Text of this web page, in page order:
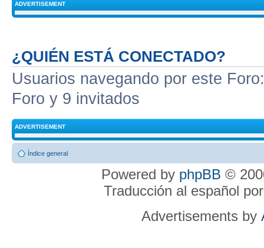
ADVERTISEMENT
¿QUIÉN ESTÁ CONECTADO?
Usuarios navegando por este
Foro y 9 invitados
ADVERTISEMENT
Índice general
Powered by phpBB ©
Traducción al español
Advertisements by